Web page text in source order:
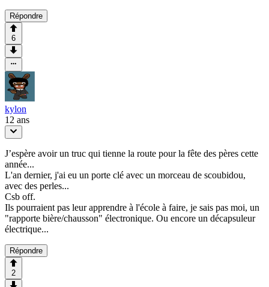
Répondre
6
kylon
12 ans
J’espère avoir un truc qui tienne la route pour la fête des pères cette
année...
L'an dernier, j'ai eu un porte clé avec un morceau de scoubidou,
avec des perles...
Csb off.
Ils pourraient pas leur apprendre à l'école à faire, je sais pas moi, un
"rapporte bière/chausson" électronique. Ou encore un décapsuleur
électrique...
Répondre
2